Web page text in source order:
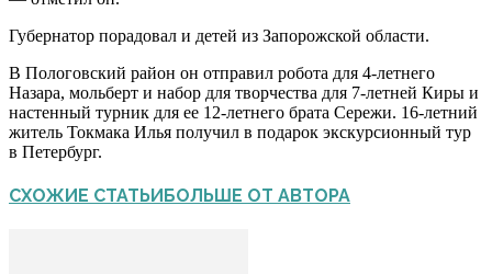
Губернатор порадовал и детей из Запорожской области.
В Пологовский район он отправил робота для 4-летнего
Назара, мольберт и набор для творчества для 7-летней Киры и
настенный турник для ее 12-летнего брата Сережи. 16-летний
житель Токмака Илья получил в подарок экскурсионный тур
в Петербург.
СХОЖИЕ СТАТЬИБОЛЬШЕ ОТ АВТОРА